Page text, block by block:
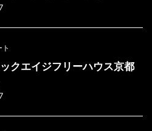
クエイジフリーハウス京都